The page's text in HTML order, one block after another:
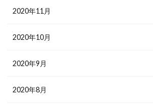
2020年11月
2020年10月
2020年9月
2020年8月